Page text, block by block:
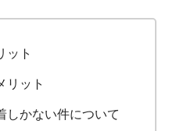
ット
リット
しかない件について